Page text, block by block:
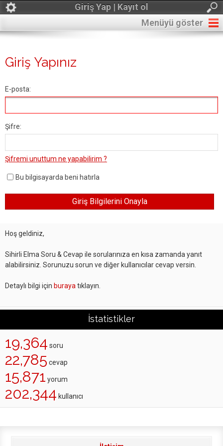
Giriş Yap | Kayıt ol
Menüyü göster
Giriş Yapınız
E-posta:
Şifre:
Şifremi unuttum ne yapabilirim ?
Bu bilgisayarda beni hatırla
Hoş geldiniz,
Sihirli Elma Soru & Cevap ile sorularınıza en kısa zamanda yanıt
alabilirsiniz. Sorunuzu sorun ve diğer kullanıcılar cevap versin.
Detaylı bilgi için buraya tıklayın.
İstatistikler
19,364 soru
22,785 cevap
15,871 yorum
202,344 kullanıcı